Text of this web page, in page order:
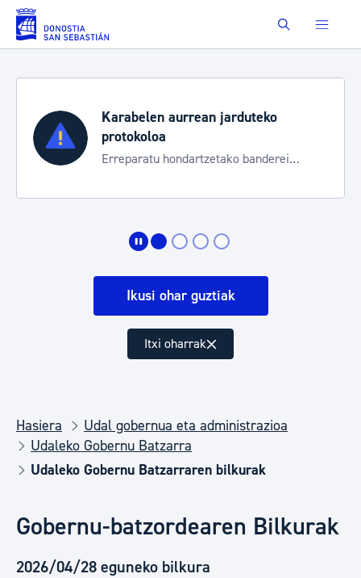
Eduki nagusira joan Buscar
Karabelen aurrean jarduteko
protokoloa
Erreparatu hondartzetako banderei
Ikusi ohar guztiak
Itxi oharrak
Hasiera
Udal gobernua eta administrazioa
Udaleko Gobernu Batzarra
Udaleko Gobernu Batzarraren bilkurak
Gobernu-batzordearen Bilkurak
2026/04/28 eguneko bilkura